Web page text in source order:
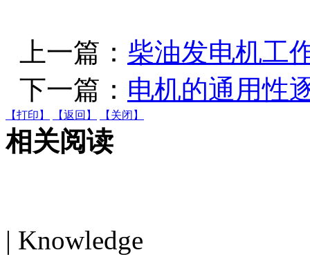
上一篇： 柴油发电机工
下一篇： 电机的通用性
【打印】 【返回】 【关闭】
相关阅读
| Knowledge